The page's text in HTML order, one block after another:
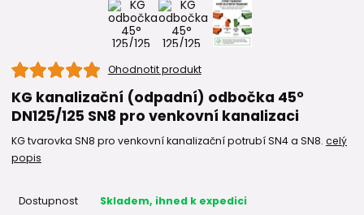
Ohodnotit produkt
KG kanalizační (odpadní) odbočka 45°
DN125/125 SN8 pro venkovní kanalizaci
KG tvarovka SN8 pro venkovní kanalizační potrubí SN4 a SN8. celý
popis
Dostupnost Skladem, ihned k expedici